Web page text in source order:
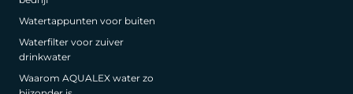
Watertappunten voor buiten
Waterfilter voor zuiver
drinkwater
Waarom AQUALEX water zo